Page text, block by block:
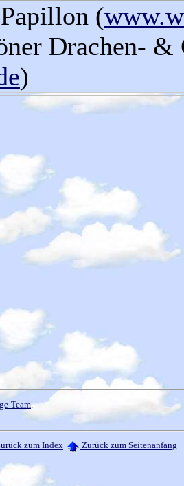
(
Drachen-
)
Team.
zum Index Zurück zum Seitenanfang